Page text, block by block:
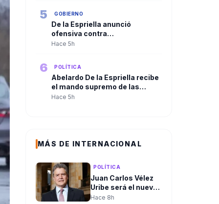
5 GOBIERNO
De la Espriella anunció
ofensiva contra
organizaciones criminales y
Hace 5h
6 POLÍTICA
Abelardo De la Espriella recibe
el mando supremo de las
Fuerzas Militares en solemne
Hace 5h
MÁS DE INTERNACIONAL
POLÍTICA
Juan Carlos Vélez
Uribe será el nuevo
embajador de
Hace 8h